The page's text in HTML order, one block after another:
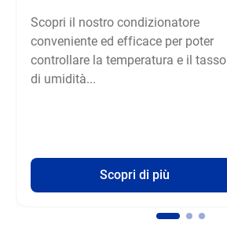
Scopri il nostro condizionatore
conveniente ed efficace per poter
controllare la temperatura e il tasso
di umidità...
Scopri di più